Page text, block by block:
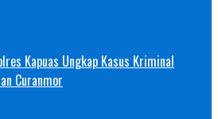
Kapuas Ungkap Kasus Kriminal
Curanmor